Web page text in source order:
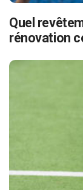
Quel
rénovation